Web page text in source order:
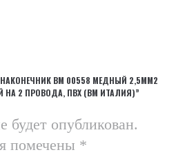
НАКОНЕЧНИК ВМ 00558 МЕДНЫЙ 2,5ММ2
2 ПРОВОДА, ПВХ (ВМ ИТАЛИЯ)”
будет опубликован.
помечены *